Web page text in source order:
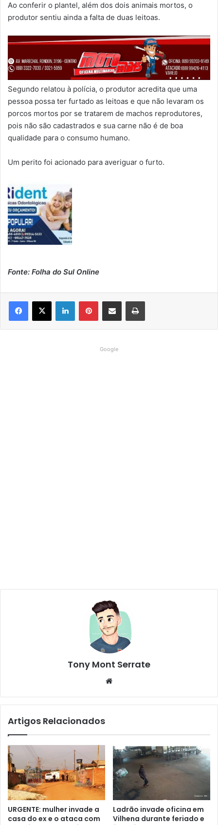
Ao conferir o plantel, além dos dois animais mortos, o
produtor sentiu ainda a falta de duas leitoas.
Segundo relatou à polícia, o produtor acredita que uma
pessoa possa ter furtado as leitoas e que não levaram os
porcos mortos por se tratarem de machos reprodutores,
pois não são cadastrados e sua carne não é de boa
qualidade para o consumo humano.
Um perito foi acionado para averiguar o furto.
Fonte: Folha do Sul Online
Google
Tony Mont Serrate
te
Artigos Relacionados
URGENTE: mulher invade a
casa do ex e o ataca com
Ladrão invade oficina em
Vilhena durante feriado e